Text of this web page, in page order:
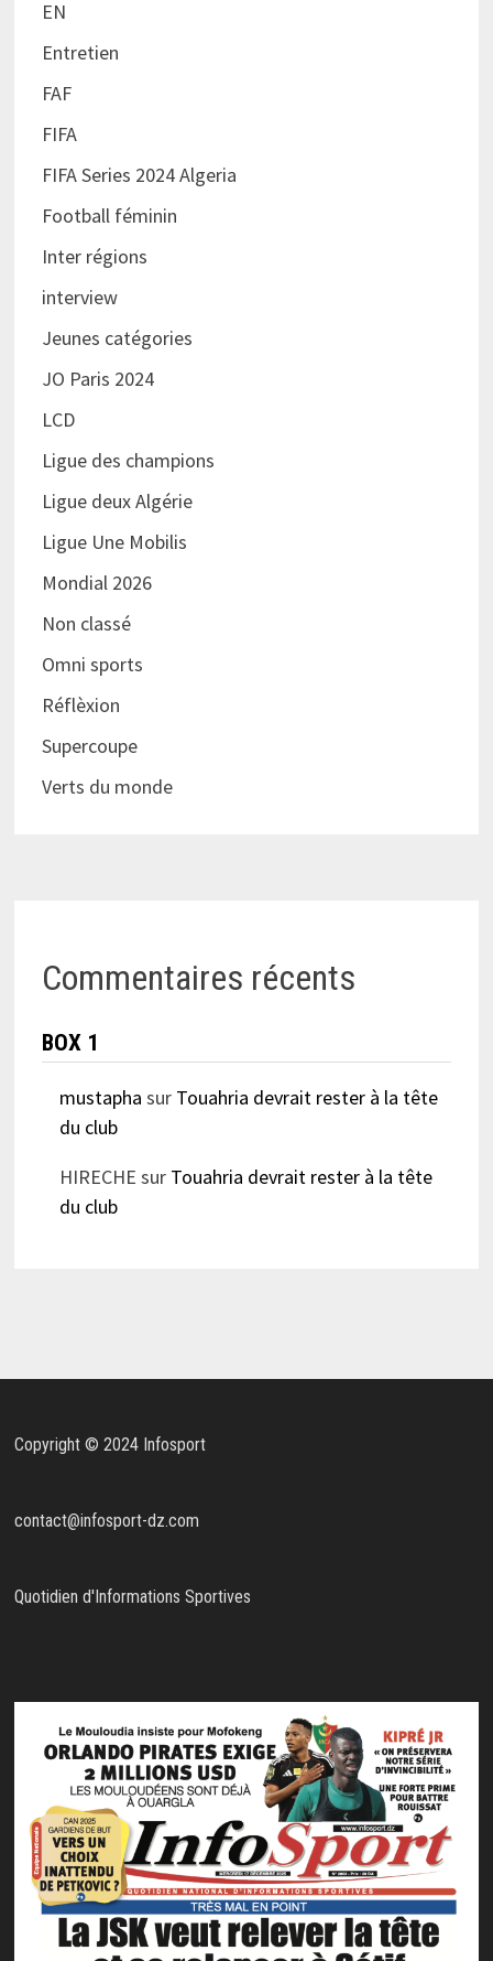
EN
Entretien
FAF
FIFA
FIFA Series 2024 Algeria
Football féminin
Inter régions
interview
Jeunes catégories
JO Paris 2024
LCD
Ligue des champions
Ligue deux Algérie
Ligue Une Mobilis
Mondial 2026
Non classé
Omni sports
Réflèxion
Supercoupe
Verts du monde
Commentaires récents
BOX 1
mustapha sur Touahria devrait rester à la tête
du club
HIRECHE sur Touahria devrait rester à la tête
du club
Copyright © 2024 Infosport
contact@infosport-dz.com
Quotidien d'Informations Sportives